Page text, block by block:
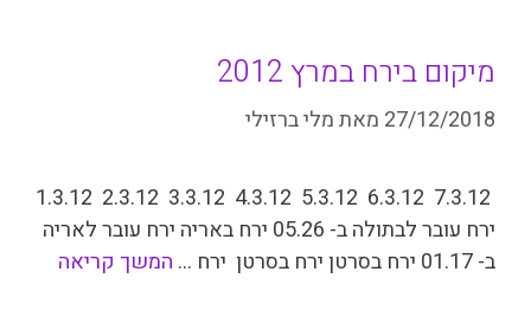
מיקום בירח במרץ 2012
27/12/2018 מאתמלי ברזילי
7.3.12 6.3.12 5.3.12 4.3.12 3.3.12 2.3.12 1.3.12
ירח עובר לבתולה ב- 05.26 ירח באריה ירח עובר לאריה
ב- 01.17 ירח בסרטן ירח בסרטן ­ ירח …
המשך קריאה